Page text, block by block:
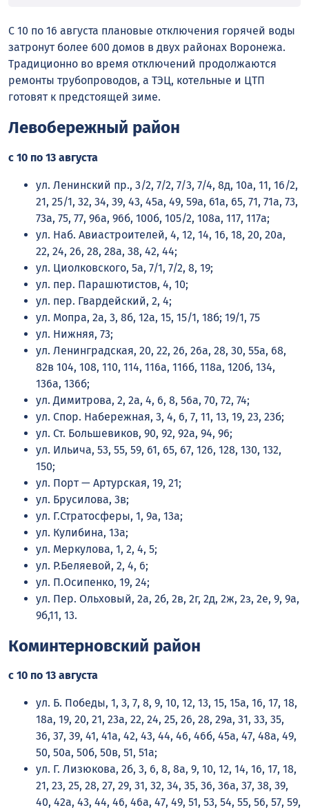
С 10 по 16 августа плановые отключения горячей воды
затронут более 600 домов в двух районах Воронежа.
Традиционно во время отключений продолжаются
ремонты трубопроводов, а ТЭЦ, котельные и ЦТП
готовят к предстоящей зиме.
Левобережный район
с 10 по 13 августа
ул. Ленинский пр., 3/2, 7/2, 7/3, 7/4, 8д, 10а, 11, 16/2,
21, 25/1, 32, 34, 39, 43, 45а, 49, 59а, 61а, 65, 71, 71а, 73,
73а, 75, 77, 96а, 96б, 100б, 105/2, 108а, 117, 117а;
ул. Наб. Авиастроителей, 4, 12, 14, 16, 18, 20, 20а,
22, 24, 26, 28, 28а, 38, 42, 44;
ул. Циолковского, 5а, 7/1, 7/2, 8, 19;
ул. пер. Парашютистов, 4, 10;
ул. пер. Гвардейский, 2, 4;
ул. Мопра, 2а, 3, 8б, 12а, 15, 15/1, 18б; 19/1, 75
ул. Нижняя, 73;
ул. Ленинградская, 20, 22, 26, 26а, 28, 30, 55а, 68,
82в 104, 108, 110, 114, 116а, 116б, 118а, 120б, 134,
136а, 136б;
ул. Димитрова, 2, 2а, 4, 6, 8, 56а, 70, 72, 74;
ул. Спор. Набережная, 3, 4, 6, 7, 11, 13, 19, 23, 23б;
ул. Ст. Большевиков, 90, 92, 92а, 94, 96;
ул. Ильича, 53, 55, 59, 61, 65, 67, 126, 128, 130, 132,
150;
ул. Порт — Артурская, 19, 21;
ул. Брусилова, 3в;
ул. Г.Стратосферы, 1, 9а, 13а;
ул. Кулибина, 13а;
ул. Меркулова, 1, 2, 4, 5;
ул. Р.Беляевой, 2, 4, 6;
ул. П.Осипенко, 19, 24;
ул. Пер. Ольховый, 2а, 2б, 2в, 2г, 2д, 2ж, 2з, 2е, 9, 9а,
9б,11, 13.
Коминтерновский район
с 10 по 13 августа
ул. Б. Победы, 1, 3, 7, 8, 9, 10, 12, 13, 15, 15а, 16, 17, 18,
18а, 19, 20, 21, 23а, 22, 24, 25, 26, 28, 29а, 31, 33, 35,
36, 37, 39, 41, 41а, 42, 43, 44, 46, 46б, 45а, 47, 48а, 49,
50, 50а, 50б, 50в, 51, 51а;
ул. Г. Лизюкова, 2б, 3, 6, 8, 8а, 9, 10, 12, 14, 16, 17, 18,
21, 23, 25, 28, 27, 29, 31, 32, 34, 35, 36, 36а, 37, 38, 39,
40, 42а, 43, 44, 46, 46а, 47, 49, 51, 53, 54, 55, 56, 57, 59,